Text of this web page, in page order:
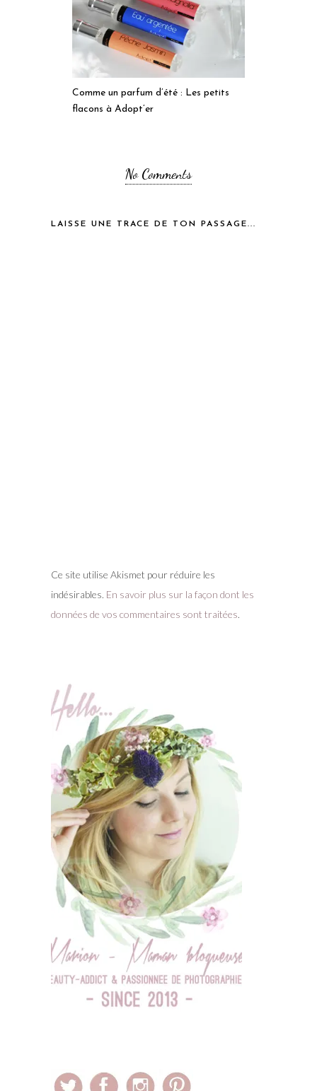
Comme un parfum d’été : Les petits
flacons à Adopt’er
No Comments
LAISSE UNE TRACE DE TON PASSAGE...
Ce site utilise Akismet pour réduire les
indésirables. En savoir plus sur la façon dont les
données de vos commentaires sont traitées.